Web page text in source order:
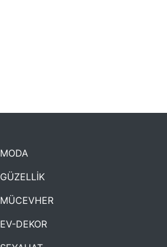
MODA
GÜZELLİK
MÜCEVHER
EV-DEKOR